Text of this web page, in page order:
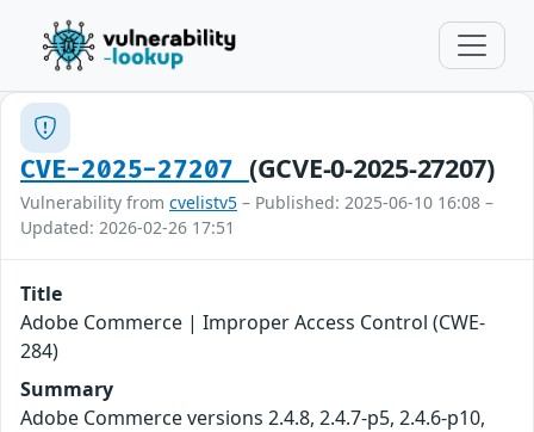
CVE-2025-27207 (GCVE-0-2025-27207)
Vulnerability from cvelistv5 – Published: 2025-06-10 16:08 –
Updated: 2026-02-26 17:51
Title
Adobe Commerce | Improper Access Control (CWE-
284)
Summary
Adobe Commerce versions 2.4.8, 2.4.7-p5, 2.4.6-p10,